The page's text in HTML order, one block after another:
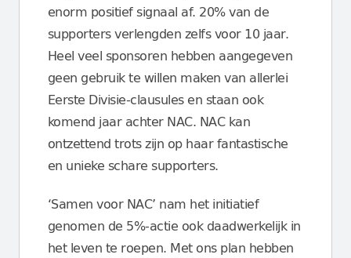
enorm positief signaal af. 20% van de
supporters verlengden zelfs voor 10 jaar.
Heel veel sponsoren hebben aangegeven
geen gebruik te willen maken van allerlei
Eerste Divisie-clausules en staan ook
komend jaar achter NAC. NAC kan
ontzettend trots zijn op haar fantastische
en unieke schare supporters.
‘Samen voor NAC’ nam het initiatief
genomen de 5%-actie ook daadwerkelijk in
het leven te roepen. Met ons plan hebben